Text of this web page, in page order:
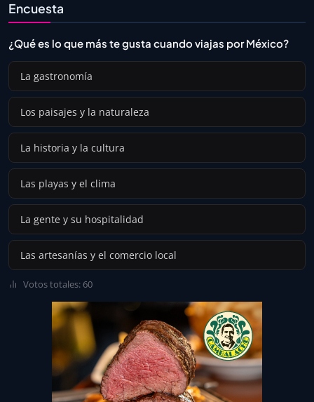
Encuesta
¿Qué es lo que más te gusta cuando viajas por México?
La gastronomía
Los paisajes y la naturaleza
La historia y la cultura
Las playas y el clima
La gente y su hospitalidad
Las artesanías y el comercio local
Votos totales: 60